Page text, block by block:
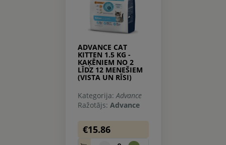
ADVANCE CAT
KITTEN 1.5 KG -
КAĶĒNIEM NO 2
LĪDZ 12 MENEŠIEM
(VISTA UN RĪSI)
Kategorija:Advance
Ražotājs: Advance
€15.86